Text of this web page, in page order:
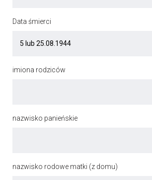
Data śmierci
imiona rodziców
nazwisko panieńskie
nazwisko rodowe matki (z domu)